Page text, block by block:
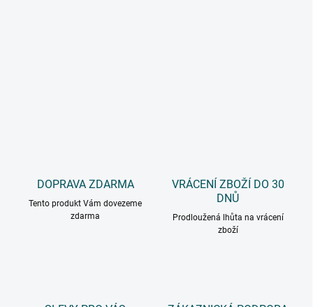
DOPRAVA ZDARMA
Tento produkt Vám dovezeme
zdarma
VRÁCENÍ ZBOŽÍ DO 30
DNŮ
Prodloužená lhůta na vrácení
zboží